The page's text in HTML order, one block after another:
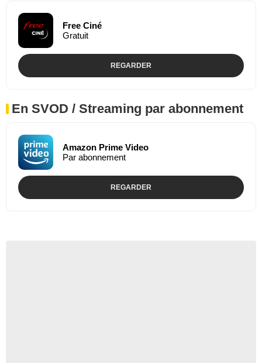
Free Ciné
Gratuit
REGARDER
En SVOD / Streaming par abonnement
Amazon Prime Video
Par abonnement
REGARDER